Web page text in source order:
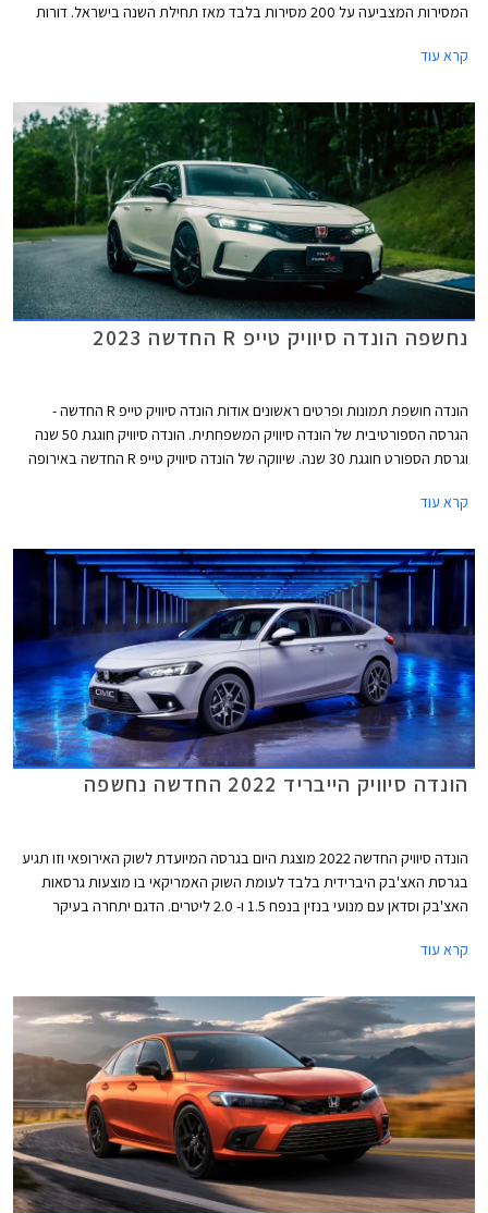
המסירות המצביעה על 200 מסירות בלבד מאז תחילת השנה בישראל. דורות
ויעילות ביחס למתחרות, אולם בשנים האחרונות העיצוב הפך קיצוני מדי
למסע קצר בנבכי שושלת הונדה סיוויק מהדור הראשון ועד לדור החדש וה- 11
במספר שיגיע בקרוב לישראל ומצביע על שינוי תפיסה וחזרה אל ערכי המותג
והדגם המקוריים.
קרא עוד
נחשפה הונדה סיוויק טייפ R החדשה 2023
הונדה חושפת תמונות ופרטים ראשונים אודות הונדה סיוויק טייפ R החדשה -
הגרסה הספורטיבית של הונדה סיוויק המשפחתית. הונדה סיוויק חוגגת 50 שנה
וגרסת הספורט חוגגת 30 שנה. שיווקה של הונדה סיוויק טייפ R החדשה באירופה
קרא עוד
הונדה סיוויק הייבריד 2022 החדשה נחשפה
הונדה סיוויק החדשה 2022 מוצגת היום בגרסה המיועדת לשוק האירופאי וזו תגיע
בגרסת האצ'בק היברידית בלבד לעומת השוק האמריקאי בו מוצעות גרסאות
האצ'בק וסדאן עם מנועי בנזין בנפח 1.5 ו- 2.0 ליטרים. הדגם יתחרה בעיקר
הייבריד תהיה יקרה יותר בהתאם.
קרא עוד